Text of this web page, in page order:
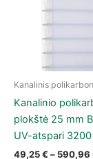
Kanalinis
Kanalinio
plokštė 25 mm
UV-atspari
49,25€ – 590,96
This product